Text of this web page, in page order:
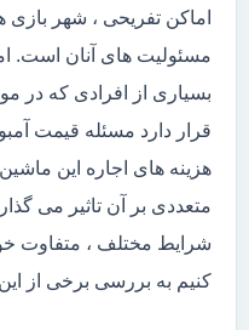
اماکن تفریحی ، شهر بازی
مسئولیت های آنان است.
بسیاری از افرادی که در
قرار دارد مسئله قیمت
هزینه های اجاره این
متعددی بر آن تاثیر می
شرایط مختلف ، متفاوت
کنیم به بررسی برخی از